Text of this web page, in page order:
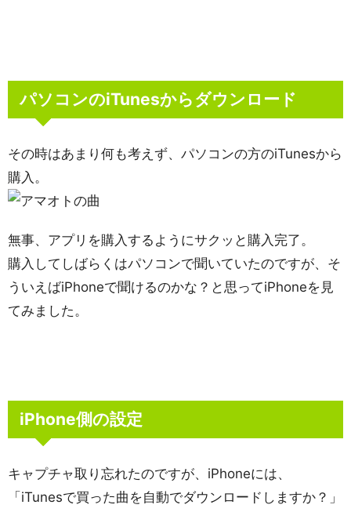
パソコンのiTunesからダウンロード
その時はあまり何も考えず、パソコンの方のiTunesから
購入。
無事、アプリを購入するようにサクッと購入完了。
購入してしばらくはパソコンで聞いていたのですが、そ
ういえばiPhoneで聞けるのかな？と思ってiPhoneを見
てみました。
iPhone側の設定
キャプチャ取り忘れたのですが、iPhoneには、
「iTunesで買った曲を自動でダウンロードしますか？」